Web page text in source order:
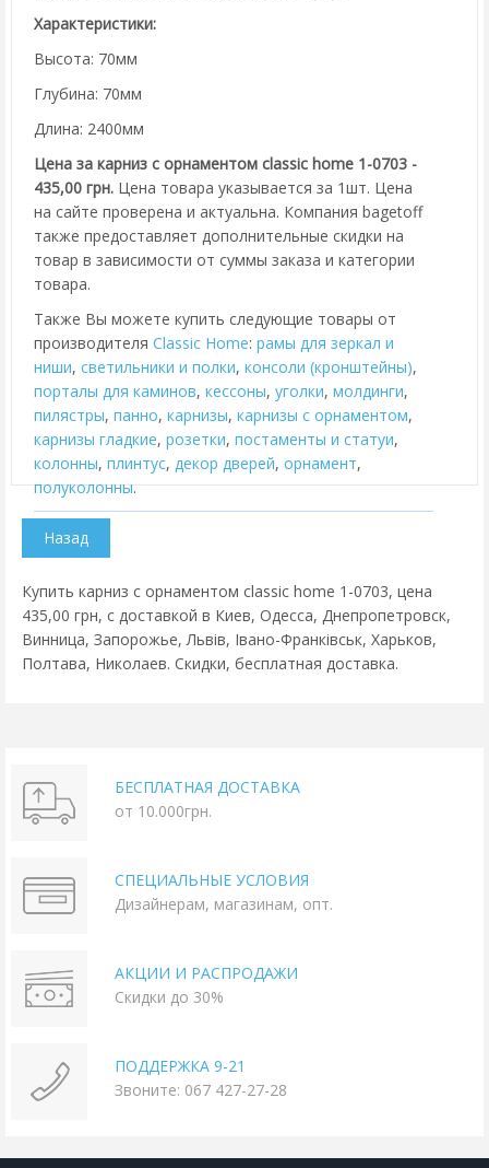
Характеристики:
Высота: 70мм
Глубина: 70мм
Длина: 2400мм
Цена за карниз с орнаментом classic home 1-0703 -
435,00 грн. Цена товара указывается за 1шт. Цена
на сайте проверена и актуальна. Компания bagetoff
также предоставляет дополнительные скидки на
товар в зависимости от суммы заказа и категории
товара.
Также Вы можете купить следующие товары от
производителя Classic Home: рамы для зеркал и
ниши, cветильники и полки, консоли (кронштейны),
порталы для каминов, кессоны, уголки, молдинги,
пилястры, панно, карнизы, карнизы с орнаментом,
карнизы гладкие, розетки, постаменты и статуи,
колонны, плинтус, декор дверей, орнамент,
полуколонны.
Купить карниз с орнаментом classic home 1-0703, цена
435,00 грн, с доставкой в Киев, Одесса, Днепропетровск,
Винница, Запорожье, Львів, Івано-Франківськ, Харьков,
Полтава, Николаев. Скидки, бесплатная доставка.
БЕСПЛАТНАЯ ДОСТАВКА
от 10.000грн.
СПЕЦИАЛЬНЫЕ УСЛОВИЯ
Дизайнерам, магазинам, опт.
АКЦИИ И РАСПРОДАЖИ
Скидки до 30%
ПОДДЕРЖКА 9-21
Звоните: 067 427-27-28